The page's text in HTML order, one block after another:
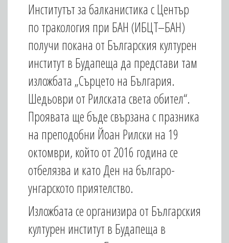
Институтът за балканистика с Център
по тракология при БАН (ИБЦТ–БАН)
получи покана от Българския културен
институт в Будапеща да представи там
изложбата „Сърцето на България.
Шедьоври от Рилската света обител“.
Проявата ще бъде свързана с празника
на преподобни Йоан Рилски на 19
октомври, който от 2016 година се
отбелязва и като Ден на българо-
унгарското приятелство.
Изложбата се организира от Българския
културен институт в Будапеща в